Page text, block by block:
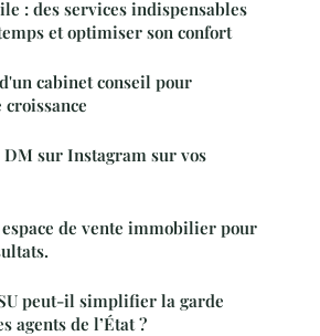
: des services indispensables
et optimiser son confort
cabinet conseil pour
sur Instagram sur vos
de vente immobilier pour
peut-il simplifier la garde
agents de l’État ?